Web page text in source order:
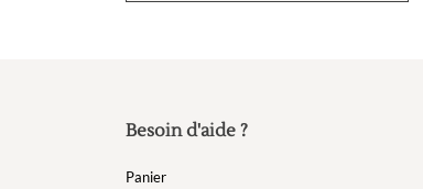
Besoin d'aide ?
Panier